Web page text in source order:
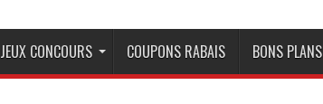
JEUX CONCOURS COUPONS RABAIS BONS PLANS